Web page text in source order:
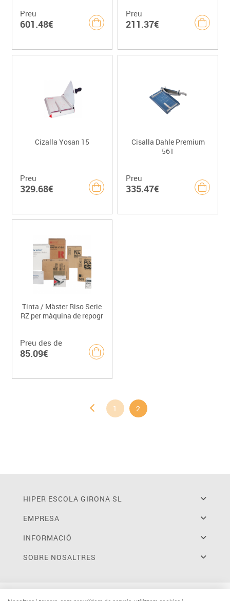
Preu
601.48€
Preu
211.37€
Cizalla Yosan 15
Preu
329.68€
Cisalla Dahle Premium
561
Preu
335.47€
Tinta / Màster Riso Serie
RZ per màquina de repogr
Preu des de
85.09€
1 2
HIPER ESCOLA GIRONA SL
EMPRESA
INFORMACIÓ
SOBRE NOSALTRES